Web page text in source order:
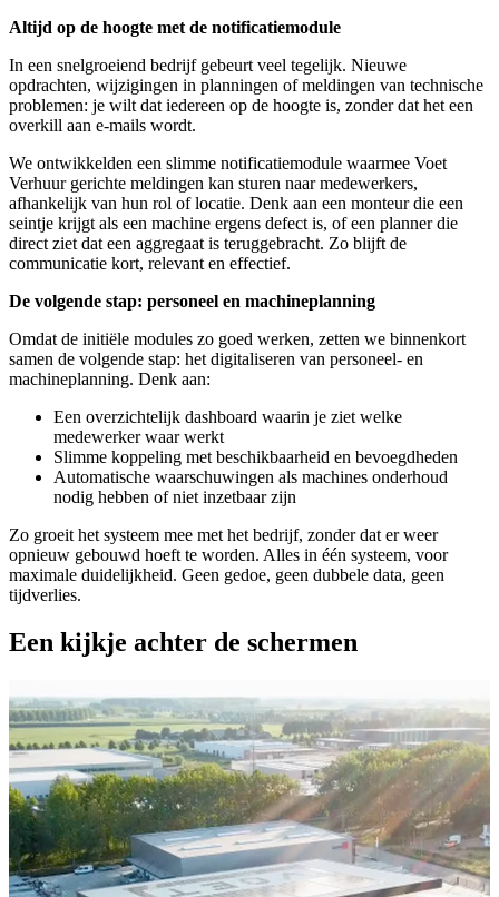
Altijd op de hoogte met de notificatiemodule
In een snelgroeiend bedrijf gebeurt veel tegelijk. Nieuwe
opdrachten, wijzigingen in planningen of meldingen van technische
problemen: je wilt dat iedereen op de hoogte is, zonder dat het een
overkill aan e-mails wordt.
We ontwikkelden een slimme notificatiemodule waarmee Voet
Verhuur gerichte meldingen kan sturen naar medewerkers,
afhankelijk van hun rol of locatie. Denk aan een monteur die een
seintje krijgt als een machine ergens defect is, of een planner die
direct ziet dat een aggregaat is teruggebracht. Zo blijft de
communicatie kort, relevant en effectief.
De volgende stap: personeel en machineplanning
Omdat de initiële modules zo goed werken, zetten we binnenkort
samen de volgende stap: het digitaliseren van personeel- en
machineplanning. Denk aan:
Een overzichtelijk dashboard waarin je ziet welke
medewerker waar werkt
Slimme koppeling met beschikbaarheid en bevoegdheden
Automatische waarschuwingen als machines onderhoud
nodig hebben of niet inzetbaar zijn
Zo groeit het systeem mee met het bedrijf, zonder dat er weer
opnieuw gebouwd hoeft te worden. Alles in één systeem, voor
maximale duidelijkheid. Geen gedoe, geen dubbele data, geen
tijdverlies.
Een kijkje achter de schermen